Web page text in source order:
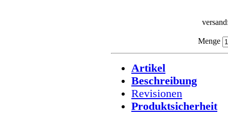
Menge
Artikel
Beschreibung
Revisionen
Produktsicherheit